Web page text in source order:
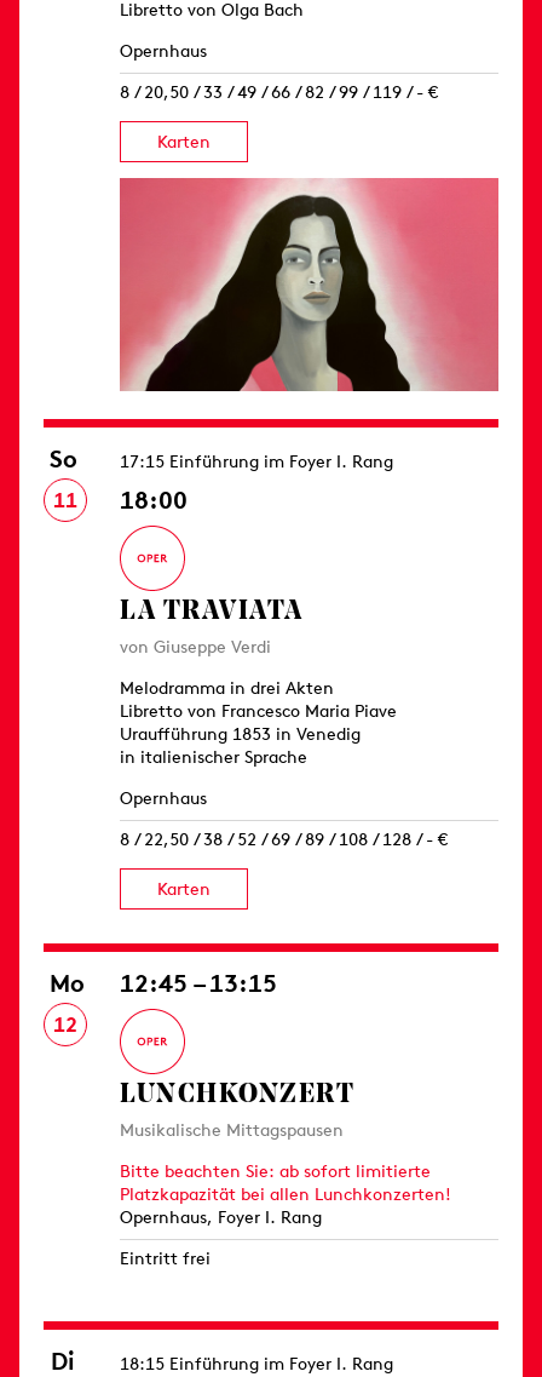
Libretto von Olga Bach
Opernhaus
8 / 20,50 / 33 / 49 / 66 / 82 / 99 / 119 / - €
Karten
So
11
17:15 Einführung im Foyer I. Rang
18:00
LA TRAVIATA
von Giuseppe Verdi
Melodramma in drei Akten
Libretto von Francesco Maria Piave
Uraufführung 1853 in Venedig
in italienischer Sprache
Opernhaus
8 / 22,50 / 38 / 52 / 69 / 89 / 108 / 128 / - €
Karten
Mo
12
12:45 – 13:15
LUNCHKONZERT
Musikalische Mittagspausen
Bitte beachten Sie: ab sofort limitierte
Platzkapazität bei allen Lunchkonzerten!
Opernhaus, Foyer I. Rang
Eintritt frei
Di 18:15 Einführung im Foyer I. Rang